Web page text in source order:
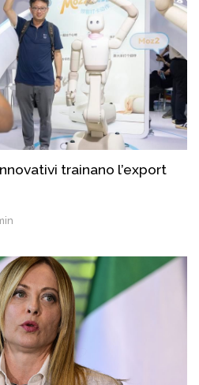
trainano l’export